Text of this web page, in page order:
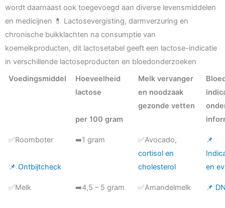
wordt daarnaast ook toegevoegd aan diverse levensmiddelen
en medicijnen 💊 Lactosevergisting, darmverzuring en
chronische buikklachten na consumptie van
koemelkproducten, dit lactosetabel geeft een lactose-indicatie
in verschillende lactoseproducten en bloedonderzoeken
Voedingsmiddel
Hoeveelheid
lactose
per 100 gram
Melk vervanger
en noodzaak
gezonde vetten
✅Roomboter
📌 Ontbijtcheck
➡️1 gram
✅Avocado,
cortisol en
cholesterol
📌
en
✅Melk ➡️4,5 – 5 gram ✅Amandelmelk 📌